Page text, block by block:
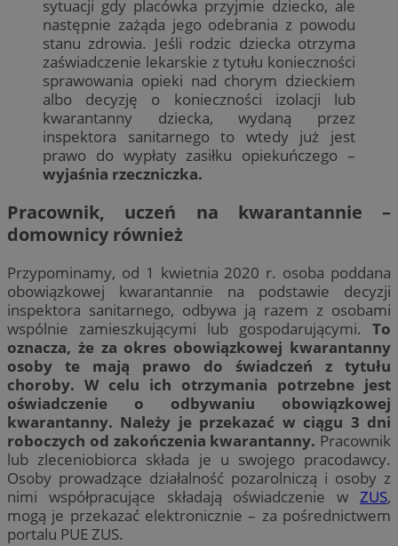
sytuacji gdy placówka przyjmie dziecko, ale
następnie zażąda jego odebrania z powodu
stanu zdrowia. Jeśli rodzic dziecka otrzyma
zaświadczenie lekarskie z tytułu konieczności
sprawowania opieki nad chorym dzieckiem
albo decyzję o konieczności izolacji lub
kwarantanny dziecka, wydaną przez
inspektora sanitarnego to wtedy już jest
prawo do wypłaty zasiłku opiekuńczego –
wyjaśnia rzeczniczka.
Pracownik, uczeń na kwarantannie –
domownicy również
Przypominamy, od 1 kwietnia 2020 r. osoba poddana
obowiązkowej kwarantannie na podstawie decyzji
inspektora sanitarnego, odbywa ją razem z osobami
wspólnie zamieszkującymi lub gospodarującymi. To
oznacza, że za okres obowiązkowej kwarantanny
osoby te mają prawo do świadczeń z tytułu
choroby. W celu ich otrzymania potrzebne jest
oświadczenie o odbywaniu obowiązkowej
kwarantanny. Należy je przekazać w ciągu 3 dni
roboczych od zakończenia kwarantanny. Pracownik
lub zleceniobiorca składa je u swojego pracodawcy.
Osoby prowadzące działalność pozarolniczą i osoby z
nimi współpracujące składają oświadczenie w ZUS,
mogą je przekazać elektronicznie – za pośrednictwem
portalu PUE ZUS.